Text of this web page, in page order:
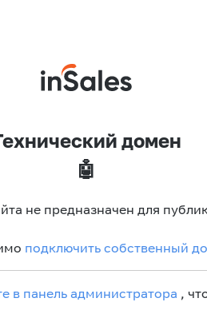
домен
🤖
не предназначен для
подключить собственный
в панель администратора ,